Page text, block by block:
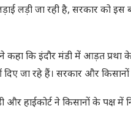
लड़ी जा रही है, सरकार को इस
कि इंदौर मंडी में आड़त प्रथा के
जा रहे हैं। सरकार और
ने किसानों के पक्ष में